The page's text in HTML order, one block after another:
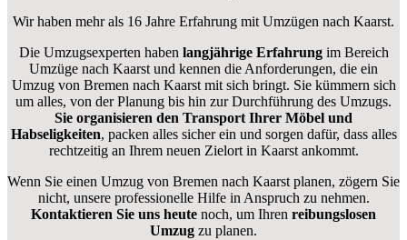
Wir haben mehr als 16 Jahre Erfahrung mit Umzügen nach Kaarst.
Die Umzugsexperten haben langjährige Erfahrungim Bereich
Umzüge nach Kaarst und kennen die Anforderungen, die ein
Umzug von Bremen nach Kaarst mit sich bringt. Sie kümmern sich
um alles, von der Planung bis hin zur Durchführung des Umzugs.
Sie organisieren den Transport Ihrer Möbel und
Habseligkeiten, packen alles sicher ein und sorgen dafür, dass alles
rechtzeitig an Ihrem neuen Zielort in Kaarst ankommt.
Wenn Sie einen Umzug von Bremen nach Kaarst planen, zögern Sie
nicht, unsere professionelle Hilfe in Anspruch zu nehmen.
Kontaktieren Sie uns heute noch, um Ihren reibungslosen
Umzug zu planen.